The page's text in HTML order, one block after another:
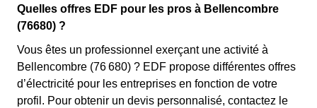
Quelles offres EDF pour les pros à Bellencombre
(76680) ?
Vous êtes un professionnel exerçant une activité à
Bellencombre (76 680) ? EDF propose différentes offres
d’électricité pour les entreprises en fonction de votre
profil. Pour obtenir un devis personnalisé, contactez le